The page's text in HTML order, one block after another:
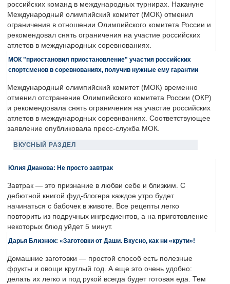
российских команд в международных турнирах. Накануне
Международный олимпийский комитет (МОК) отменил
ограничения в отношении Олимпийского комитета России и
рекомендовал снять ограничения на участие российских
атлетов в международных соревнованиях.
МОК "приостановил приостановление" участия российских
спортсменов в соревнованиях, получив нужные ему гарантии
Международный олимпийский комитет (МОК) временно
отменил отстранение Олимпийского комитета России (ОКР)
и рекомендовала снять ограничения на участие российских
атлетов в международных соревнваниях. Соответствующее
заявление опубликовала пресс-служба МОК.
ВКУСНЫЙ РАЗДЕЛ
Юлия Дианова: Не просто завтрак
Завтрак — это признание в любви себе и близким. С
дебютной книгой фуд-блогера каждое утро будет
начинаться с бабочек в животе. Все рецепты легко
повторить из подручных ингредиентов, а на приготовление
некоторых блюд уйдет 5 минут.
Дарья Близнюк: «Заготовки от Даши. Вкусно, как ни «крути»!
Домашние заготовки — простой способ есть полезные
фрукты и овощи круглый год. А еще это очень удобно:
делать их легко и под рукой всегда будет готовая еда. Тем